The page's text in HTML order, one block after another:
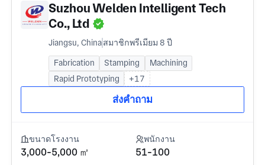
Suzhou Welden Intelligent Tech
Co., Ltd
Jiangsu, Chinaสมาชิกพรีเมียม 8 ปี
Fabrication Stamping
Machining
Rapid Prototyping
+17
ส่งคำถาม
ขนาดโรงงาน
3,000-5,000 ㎡
พนักงาน
51-100